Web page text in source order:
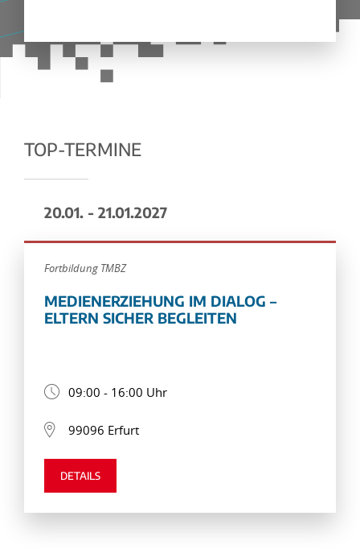
TOP-TERMINE
20.01. - 21.01.2027
Fortbildung TMBZ
MEDIENERZIEHUNG IM DIALOG –
ELTERN SICHER BEGLEITEN
09:00 - 16:00 Uhr
99096 Erfurt
DETAILS